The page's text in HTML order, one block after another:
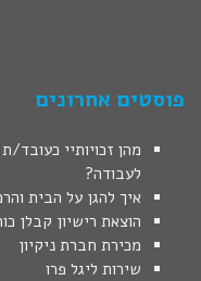
פוסטים אחרונים
מהן זכויותיי
לעבודה?
איך להגן על הבית
הוצאת רישיון קבלן
מכירת חברת ניקיון
שירות ליגל פרו